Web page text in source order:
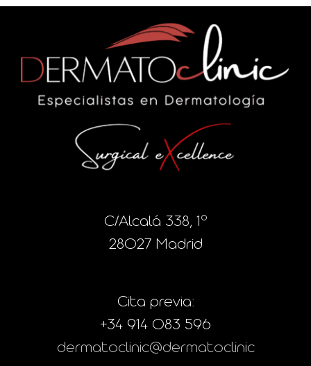
C/Alcalá 338, 1º
28027 Madrid
Cita previa:
+34 914 083 596
dermatoclinic@dermatoclinic